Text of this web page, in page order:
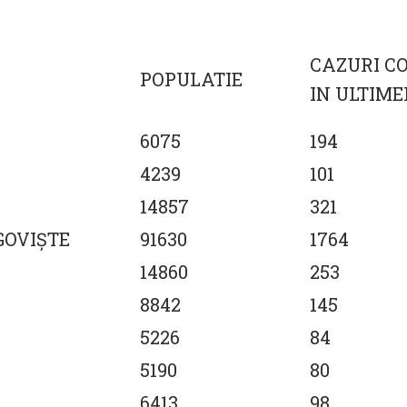
POPULATIE
CAZURI
IN
6075 194
4239 101
14857 321
91630 1764
14860 253
8842 145
5226 84
5190 80